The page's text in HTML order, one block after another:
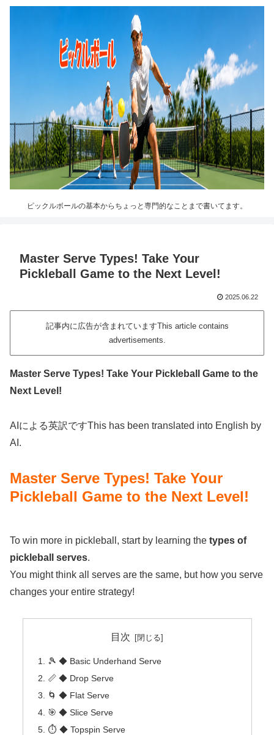
ピックルボールの基本からちょっと専門的なことまで書いてます。
Master Serve Types! Take Your
Pickleball Game to the Next Level!
2025.06.22
記事内に広告が含まれていますThis article contains
advertisements.
Master Serve Types! Take Your Pickleball Game to the
Next Level!
AIによる英訳ですThis has been translated into English by
AI.
Master Serve Types! Take Your
Pickleball Game to the Next Level!
To win more in pickleball, start by learning the types of
pickleball serves.
You might think all serves are the same, but how you serve
changes your entire strategy!
目次
🎾 ◆ Basic Underhand Serve
📏 ◆ Drop Serve
🌀 ◆ Flat Serve
🎯 ◆ Slice Serve
⏱️ ◆ Topspin Serve